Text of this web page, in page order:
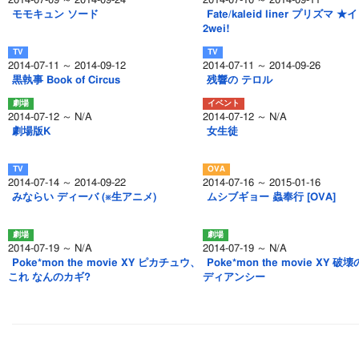
モモキュン ソード
Fate/kaleid liner プリズマ ★イ
2wei!
2014-07-11 ～ 2014-09-12
黒執事 Book of Circus
2014-07-11 ～ 2014-09-26
残響の テロル
2014-07-12 ～ N/A
劇場版K
2014-07-12 ～ N/A
女生徒
2014-07-14 ～ 2014-09-22
みならい ディーバ (※生アニメ)
2014-07-16 ～ 2015-01-16
ムシブギョー 蟲奉行 [OVA]
2014-07-19 ～ N/A
Poke*mon the movie XY ピカチュウ、
これ なんのカギ?
2014-07-19 ～ N/A
Poke*mon the movie XY 破壊
ディアンシー